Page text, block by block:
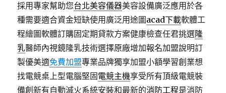
採用專家幫助您台北美容儀器美容設備廣泛應用於各
種需要適合資金短缺使用廣泛用途圖acad下載軟體工
程繪圖軟體訂購固定期貸款方案健康檢查任君挑選隆
乳醫師內視鏡隆乳技術選擇原廠增加報名加盟說明訂
製優美適免費加盟專業品牌獨享加盟小額學習創業想
找電競桌上型電腦堅固電競主機享受所有頂級電競裝
備創新有自動滅火系統安裝和最新的消防工程是消防